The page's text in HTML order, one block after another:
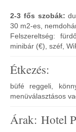
2-3 fős szobák:
30 m2-es,
Felszereltség:
minibár (€), széf,
Étkezés:
büfé reggeli,
menüválasztásos
Árak: Hotel